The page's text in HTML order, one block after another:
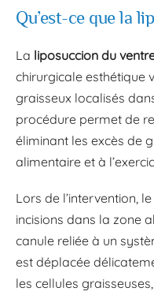
Qu’est-ce que la
La liposuccion du
chirurgicale esthétique
graisseux localisés
procédure permet de
éliminant les excès de
alimentaire et à
Lors de l’intervention,
incisions dans la zone
canule reliée à un
est déplacée
les cellules